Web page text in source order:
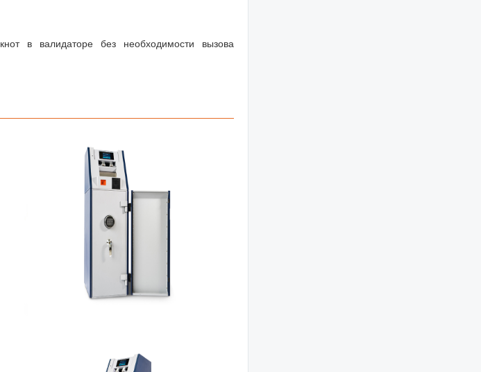
в валидаторе без необходимости вызова